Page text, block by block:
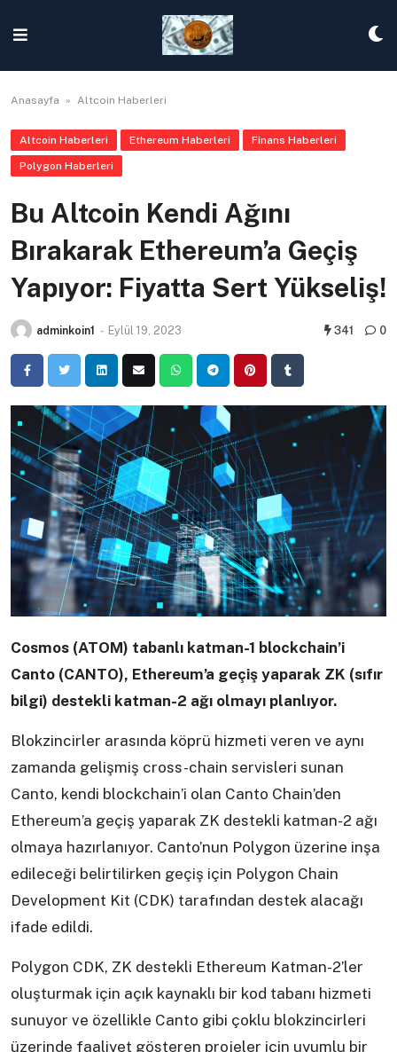
content
Anasayfa » Altcoin Haberleri
Altcoin Haberleri Ethereum Haberleri Finans Haberleri
Polygon Haberleri
Bu Altcoin Kendi Ağını
Bırakarak Ethereum’a Geçiş
Yapıyor: Fiyatta Sert Yükseliş!
adminkoin1 - Eylül 19, 2023 341 0
Cosmos (ATOM) tabanlı katman-1 blockchain’i
Canto (CANTO), Ethereum’a geçiş yaparak ZK (sıfır
bilgi) destekli katman-2 ağı olmayı planlıyor.
Blokzincirler arasında köprü hizmeti veren ve aynı
zamanda gelişmiş cross-chain servisleri sunan
Canto, kendi blockchain’i olan Canto Chain’den
Ethereum’a geçiş yaparak ZK destekli katman-2 ağı
olmaya hazırlanıyor. Canto’nun Polygon üzerine inşa
edileceği belirtilirken geçiş için Polygon Chain
Development Kit (CDK) tarafından destek alacağı
ifade edildi.
Polygon CDK, ZK destekli Ethereum Katman-2’ler
oluşturmak için açık kaynaklı bir kod tabanı hizmeti
sunuyor ve özellikle Canto gibi çoklu blokzincirleri
üzerinde faaliyet gösteren projeler için uyumlu bir